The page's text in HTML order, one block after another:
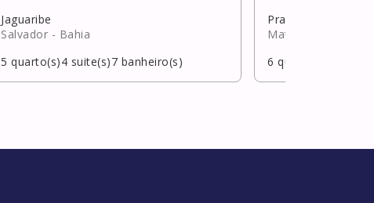
Jaguaribe
Salvador - Bahia
5 quarto(s)4 suite(s)7 banheiro(s)
Praia do forte
Mata de São João
6 quarto(s)